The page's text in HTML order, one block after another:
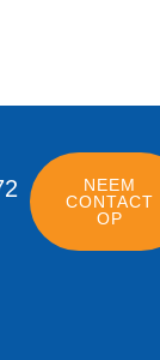
NEEM
CONTACT
OP